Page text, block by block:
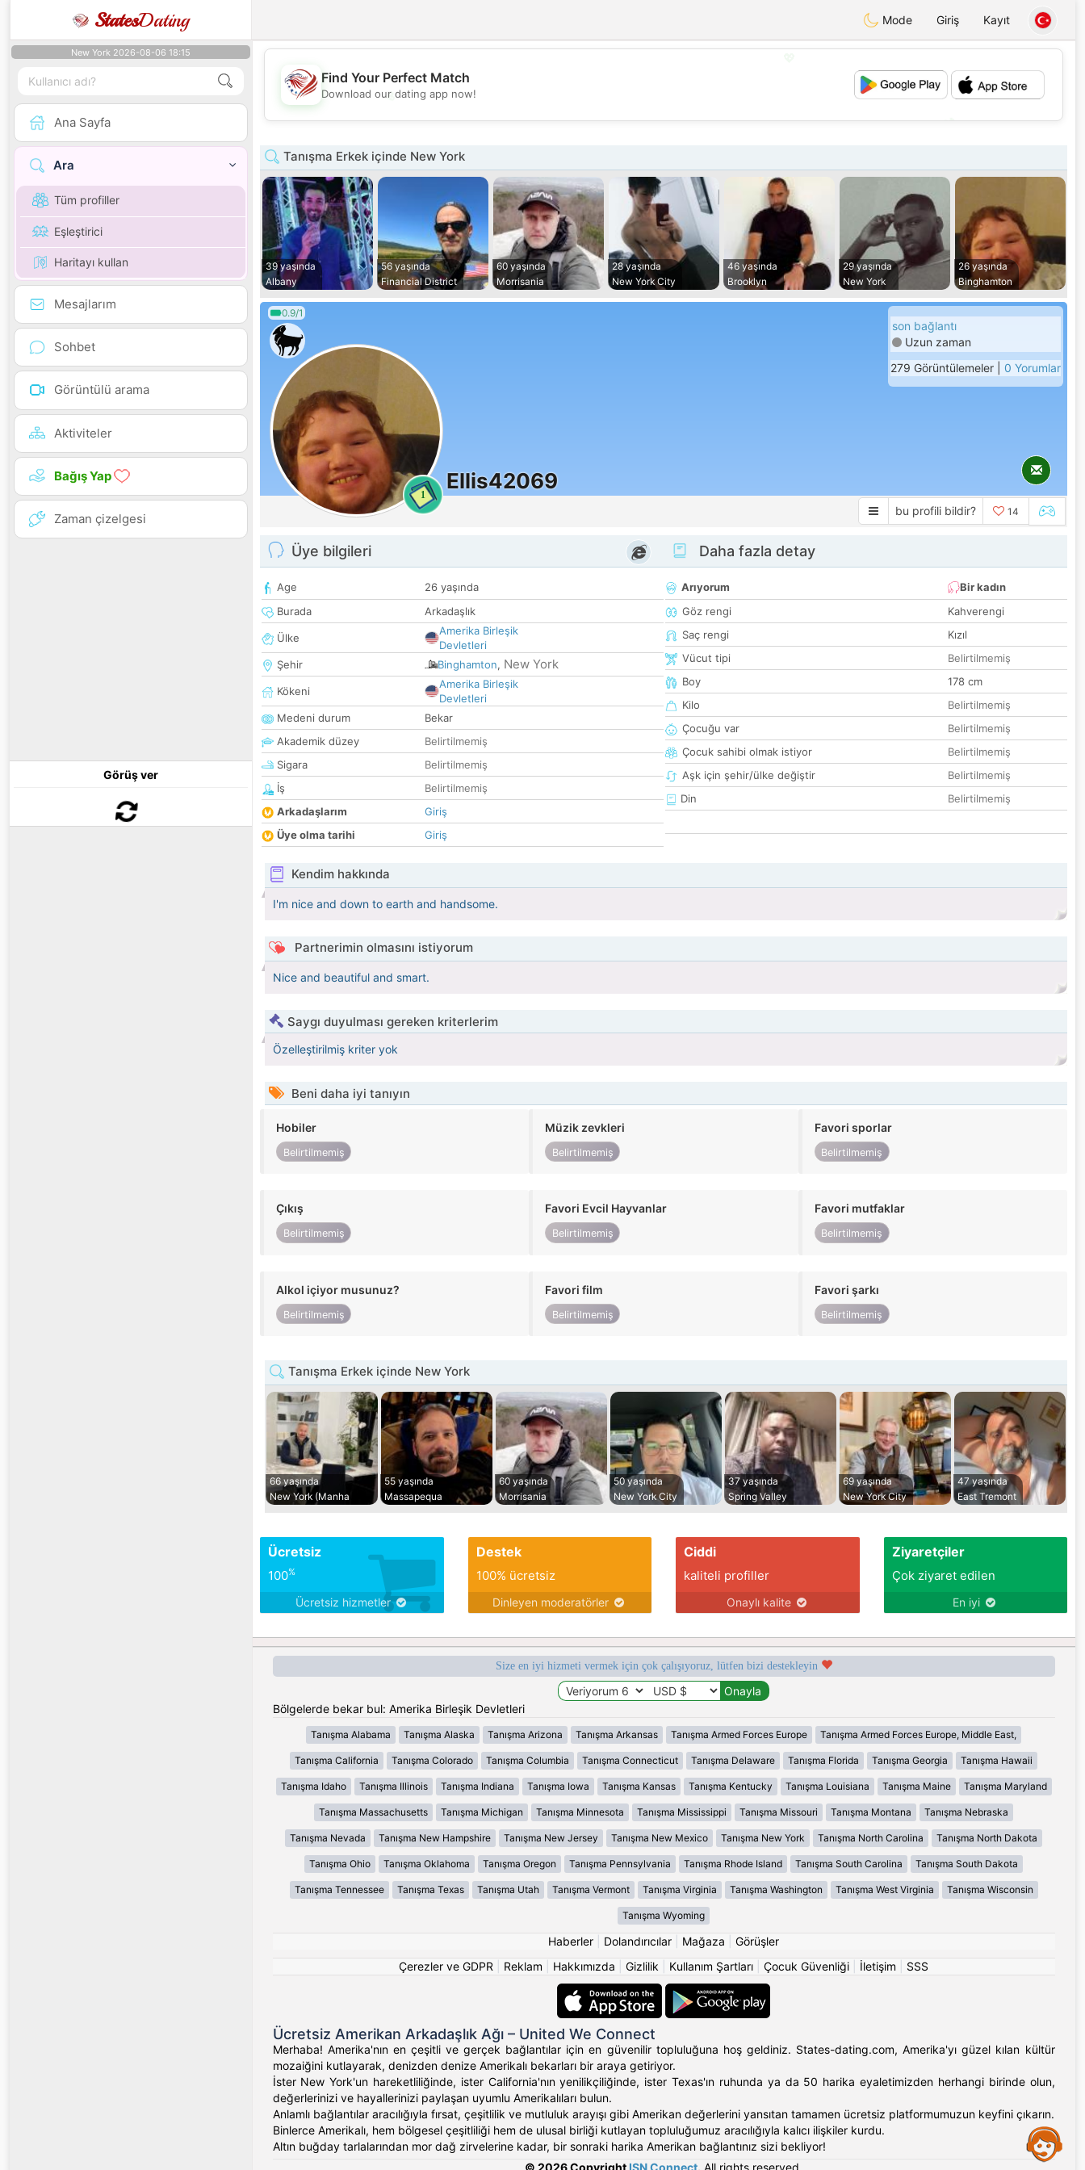
StatesDating Mode Giriş Kayıt
New York 2026-08-06 18:15
Ana Sayfa
Ara
Tüm profiller
Eşleştirici
Haritayı kullan
Mesajlarım
Sohbet
Görüntülü arama
Aktiviteler
Bağış Yap
Zaman çizelgesi
Görüş ver
💖
💕
Find Your Perfect Match
Download our dating app now!
Tanışma Erkek içinde New York
39 yaşında
Albany
56 yaşında
Financial District
60 yaşında
Morrisania
28 yaşında
New York City
46 yaşında
Brooklyn
29 yaşında
New York
26 yaşında
Binghamton
0.9/1
1
Ellis42069
son bağlantı
Uzun zaman
279 Görüntülemeler | 0 Yorumlar
bu profili bildir? 14
Üye bilgileri
Age
26 yaşında
Burada
Arkadaşlık
Ülke
Amerika Birleşik
Devletleri
Şehir
Binghamton, New York
Kökeni
Amerika Birleşik
Devletleri
Medeni durum
Bekar
Akademik düzey
Belirtilmemiş
Sigara
Belirtilmemiş
İş
Belirtilmemiş
Arkadaşlarım
Giriş
Üye olma tarihi
Giriş
Daha fazla detay
Arıyorum
Bir kadın
Göz rengi
Kahverengi
Saç rengi
Kızıl
Vücut tipi
Belirtilmemiş
Boy
178 cm
Kilo
Belirtilmemiş
Çocuğu var
Belirtilmemiş
Çocuk sahibi olmak istiyor
Belirtilmemiş
Aşk için şehir/ülke değiştir
Belirtilmemiş
Din
Belirtilmemiş
Kendim hakkında
I'm nice and down to earth and handsome.
Partnerimin olmasını istiyorum
Nice and beautiful and smart.
Saygı duyulması gereken kriterlerim
Özelleştirilmiş kriter yok
Beni daha iyi tanıyın
Hobiler
Belirtilmemiş
Müzik zevkleri
Belirtilmemiş
Favori sporlar
Belirtilmemiş
Çıkış
Belirtilmemiş
Favori Evcil Hayvanlar
Belirtilmemiş
Favori mutfaklar
Belirtilmemiş
Alkol içiyor musunuz?
Belirtilmemiş
Favori film
Belirtilmemiş
Favori şarkı
Belirtilmemiş
Tanışma Erkek içinde New York
66 yaşında
New York (Manha
55 yaşında
Massapequa
60 yaşında
Morrisania
50 yaşında
New York City
37 yaşında
Spring Valley
69 yaşında
New York City
47 yaşında
East Tremont
Ücretsiz
100%
Ücretsiz hizmetler
Destek
100% ücretsiz
Dinleyen moderatörler
Ciddi
kaliteli profiller
Onaylı kalite
Ziyaretçiler
Çok ziyaret edilen
En iyi
Size en iyi hizmeti vermek için çok çalışıyoruz, lütfen bizi destekleyin
Bölgelerde bekar bul: Amerika Birleşik Devletleri
Tanışma Alabama Tanışma Alaska Tanışma Arizona Tanışma Arkansas Tanışma Armed Forces Europe Tanışma Armed Forces Europe, Middle East,
Tanışma California Tanışma Colorado Tanışma Columbia Tanışma Connecticut Tanışma Delaware Tanışma Florida Tanışma Georgia Tanışma Hawaii
Tanışma Idaho Tanışma Illinois Tanışma Indiana Tanışma Iowa Tanışma Kansas Tanışma Kentucky Tanışma Louisiana Tanışma Maine Tanışma Maryland
Tanışma Massachusetts Tanışma Michigan Tanışma Minnesota Tanışma Mississippi Tanışma Missouri Tanışma Montana Tanışma Nebraska
Tanışma Nevada Tanışma New Hampshire Tanışma New Jersey Tanışma New Mexico Tanışma New York Tanışma North Carolina Tanışma North Dakota
Tanışma Ohio Tanışma Oklahoma Tanışma Oregon Tanışma Pennsylvania Tanışma Rhode Island Tanışma South Carolina Tanışma South Dakota
Tanışma Tennessee Tanışma Texas Tanışma Utah Tanışma Vermont Tanışma Virginia Tanışma Washington Tanışma West Virginia Tanışma Wisconsin
Tanışma Wyoming
Haberler Dolandırıcılar Mağaza
Görüşler
Çerezler ve GDPR
Reklam Hakkımızda Gizlilik Kullanım Şartları Çocuk Güvenliği İletişim SSS
Ücretsiz Amerikan Arkadaşlık Ağı – United We Connect
Merhaba! Amerika'nın en çeşitli ve gerçek bağlantılar için en güvenilir topluluğuna hoş geldiniz. States-dating.com, Amerika'yı güzel kılan kültür
mozaiğini kutlayarak, denizden denize Amerikalı bekarları bir araya getiriyor.
İster New York'un hareketliliğinde, ister California'nın yenilikçiliğinde, ister Texas'ın ruhunda ya da 50 harika eyaletimizden herhangi birinde olun,
değerlerinizi ve hayallerinizi paylaşan uyumlu Amerikalıları bulun.
Anlamlı bağlantılar aracılığıyla fırsat, çeşitlilik ve mutluluk arayışı gibi Amerikan değerlerini yansıtan tamamen ücretsiz platformumuzun keyfini çıkarın.
Binlerce Amerikalı, hem bölgesel çeşitliliği hem de ulusal birliği kutlayan topluluğumuz aracılığıyla kalıcı ilişkiler kurdu.
Altın buğday tarlalarından mor dağ zirvelerine kadar, bir sonraki harika Amerikan bağlantınız sizi bekliyor!
© 2026 Copyright ISN Connect All rights reserved.
Assistance